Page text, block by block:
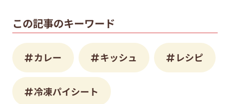
この記事のキーワード
カレー キッシュ レシピ
冷凍パイシート